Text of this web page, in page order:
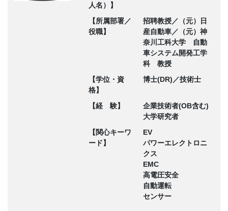
人名）】
【所属部署／
役職】
招聘教授／（元）日
産自動車／（元）神
奈川工科大学 自動
車システム開発工学
科 教授
【学位・資
格】
博士(DR)／技術士
【経 験】
企業技術者(OB含む)
大学研究者
【関心キーワ
ード】
EV
パワーエレクトロニ
クス
EMC
高電圧安全
自動運転
センサー